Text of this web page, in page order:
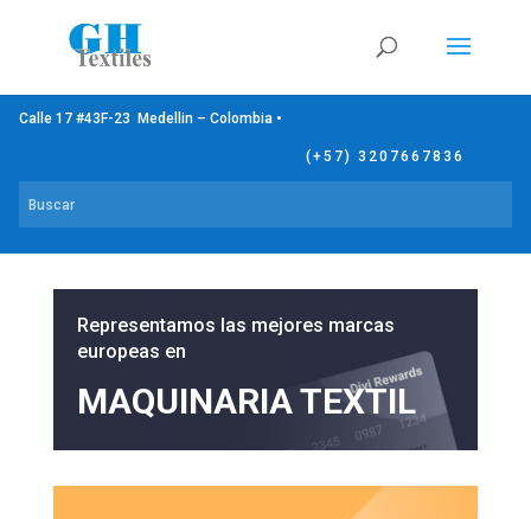
Calle 17 #43F-23 Medellin – Colombia •
(+57) 3207667836
Representamos las mejores marcas
europeas en
MAQUINARIA TEXTIL